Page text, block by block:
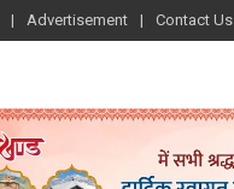
Advertisement Contact Us